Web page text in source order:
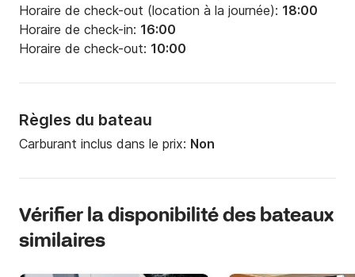
Horaire de check-out (location à la journée): 18:00
Horaire de check-in: 16:00
Horaire de check-out: 10:00
Règles du bateau
Carburant inclus dans le prix: Non
Vérifier la disponibilité des bateaux
similaires